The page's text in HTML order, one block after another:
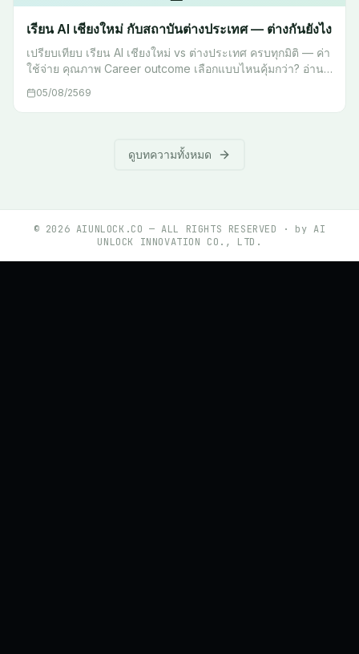
เรียน AI เชียงใหม่ กับสถาบันต่างประเทศ — ต่างกันยังไง
เปรียบเทียบ เรียน AI เชียงใหม่ vs ต่างประเทศ ครบทุกมิติ — ค่า
ใช้จ่าย คุณภาพ Career outcome เลือกแบบไหนคุ้มกว่า? อ่าน
05/08/2569
ดูบทความทั้งหมด
© 2026 AIUNLOCK.CO — ALL RIGHTS RESERVED · by AI
UNLOCK INNOVATION CO., LTD.